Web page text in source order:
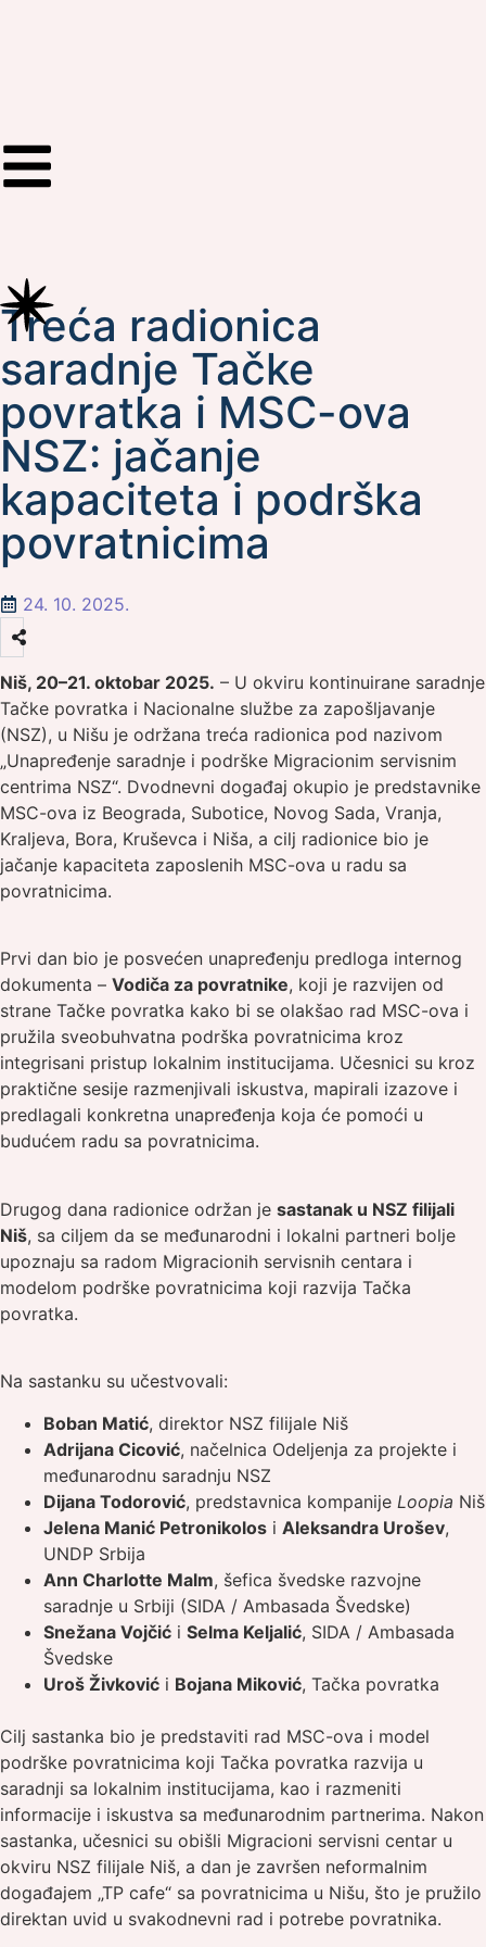
Treća radionica
saradnje Tačke
povratka i MSC-ova
NSZ: jačanje
kapaciteta i podrška
povratnicima
24. 10. 2025.
Niš, 20–21. oktobar 2025. – U okviru kontinuirane saradnje
Tačke povratka i Nacionalne službe za zapošljavanje
(NSZ), u Nišu je održana treća radionica pod nazivom
„Unapređenje saradnje i podrške Migracionim servisnim
centrima NSZ“. Dvodnevni događaj okupio je predstavnike
MSC-ova iz Beograda, Subotice, Novog Sada, Vranja,
Kraljeva, Bora, Kruševca i Niša, a cilj radionice bio je
jačanje kapaciteta zaposlenih MSC-ova u radu sa
povratnicima.
Prvi dan bio je posvećen unapređenju predloga internog
dokumenta – Vodiča za povratnike, koji je razvijen od
strane Tačke povratka kako bi se olakšao rad MSC-ova i
pružila sveobuhvatna podrška povratnicima kroz
integrisani pristup lokalnim institucijama. Učesnici su kroz
praktične sesije razmenjivali iskustva, mapirali izazove i
predlagali konkretna unapređenja koja će pomoći u
budućem radu sa povratnicima.
Drugog dana radionice održan je sastanak u NSZ filijali
Niš, sa ciljem da se međunarodni i lokalni partneri bolje
upoznaju sa radom Migracionih servisnih centara i
modelom podrške povratnicima koji razvija Tačka
povratka.
Na sastanku su učestvovali:
Boban Matić, direktor NSZ filijale Niš
Adrijana Cicović, načelnica Odeljenja za projekte i
međunarodnu saradnju NSZ
Dijana Todorović, predstavnica kompanije Loopia Niš
Jelena Manić Petronikolos i Aleksandra Urošev,
UNDP Srbija
Ann Charlotte Malm, šefica švedske razvojne
saradnje u Srbiji (SIDA / Ambasada Švedske)
Snežana Vojčić i Selma Keljalić, SIDA / Ambasada
Švedske
Uroš Živković i Bojana Miković, Tačka povratka
Cilj sastanka bio je predstaviti rad MSC-ova i model
podrške povratnicima koji Tačka povratka razvija u
saradnji sa lokalnim institucijama, kao i razmeniti
informacije i iskustva sa međunarodnim partnerima. Nakon
sastanka, učesnici su obišli Migracioni servisni centar u
okviru NSZ filijale Niš, a dan je završen neformalnim
događajem „TP cafe“ sa povratnicima u Nišu, što je pružilo
direktan uvid u svakodnevni rad i potrebe povratnika.